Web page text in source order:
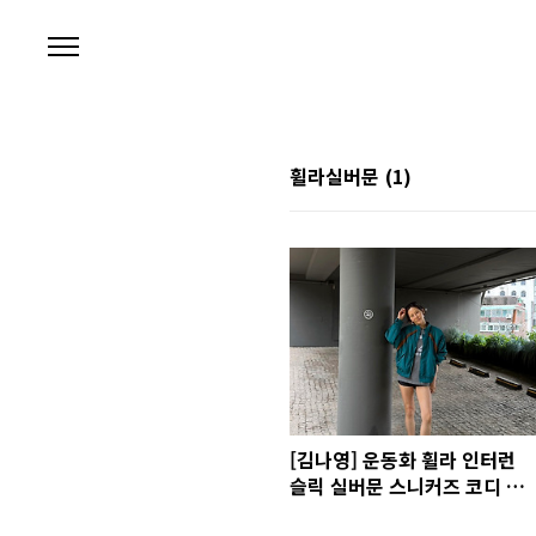
휠라실버문 (1)
[김나영] 운동화 휠라 인터런
슬릭 실버문 스니커즈 코디 사